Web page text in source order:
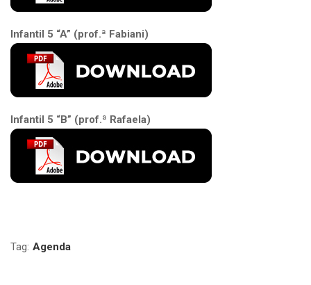
Infantil 5 “A” (prof.ª Fabiani)
Infantil 5 “B” (prof.ª Rafaela)
Tag: Agenda